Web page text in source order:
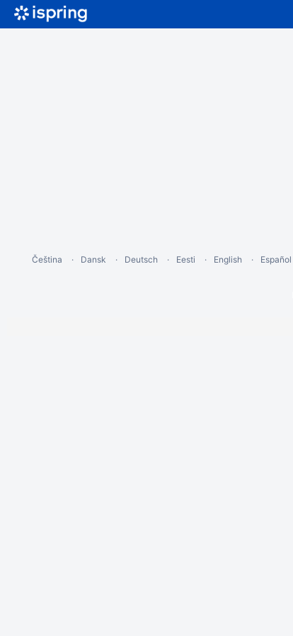
Čeština Dansk Deutsch Eesti English Español